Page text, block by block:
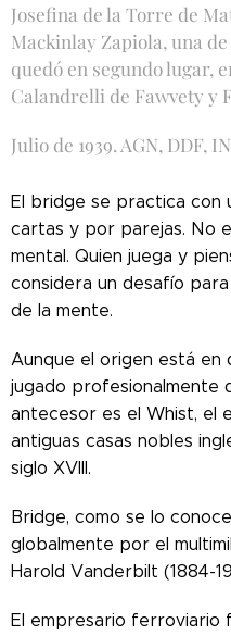
Josefina de la Torre de
Mackinlay Zapiola, una
quedó en segundo lugar,
Calandrelli de Fawvety y
Julio de 1939. AGN, DDF,
El bridge se practica con
cartas y por parejas. No
mental. Quien juega y
considera un desafío
de la mente.
Aunque el origen está en
jugado profesionalmente
antecesor es el Whist, el
antiguas casas nobles
siglo XVIII.
Bridge, como se lo
globalmente por el
Harold Vanderbilt (1884-
El empresario ferroviario